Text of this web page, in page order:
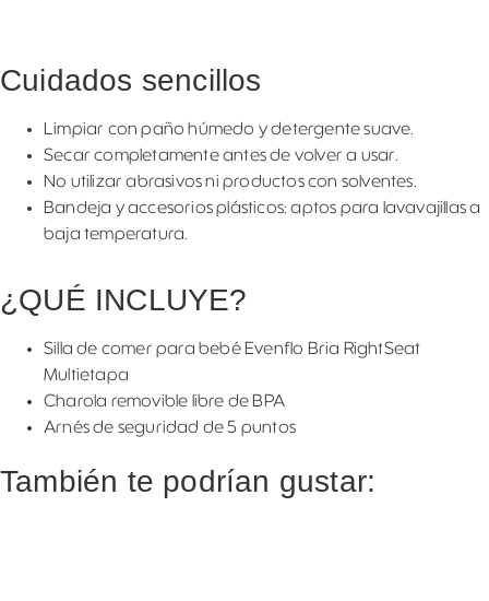
Cuidados sencillos
Limpiar con paño húmedo y detergente suave.
Secar completamente antes de volver a usar.
No utilizar abrasivos ni productos con solventes.
Bandeja y accesorios plásticos: aptos para lavavajillas a
baja temperatura.
¿QUÉ INCLUYE?
Silla de comer para bebé Evenflo Bria RightSeat
Multietapa
Charola removible libre de BPA
Arnés de seguridad de 5 puntos
También te podrían gustar: